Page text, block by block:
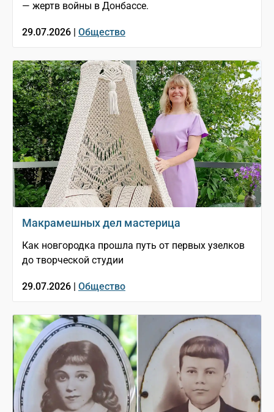
— жертв войны в Донбассе.
29.07.2026 | Общество
Макрамешных дел мастерица
Как новгородка прошла путь от первых узелков
до творческой студии
29.07.2026 | Общество